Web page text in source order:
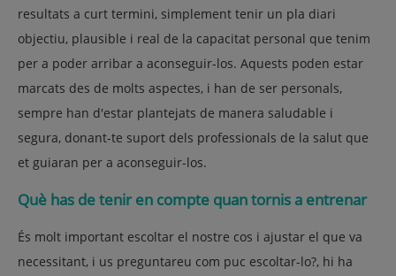
resultats a curt termini, simplement tenir un pla diari
objectiu, plausible i real de la capacitat personal que tenim
per a poder arribar a aconseguir-los. Aquests poden estar
marcats des de molts aspectes, i han de ser personals,
sempre han d'estar plantejats de manera saludable i
segura, donant-te suport dels professionals de la salut que
et guiaran per a aconseguir-los.
Què has de tenir en compte quan tornis a entrenar
És molt important escoltar el nostre cos i ajustar el que va
necessitant, i us preguntareu com puc escoltar-lo?, hi ha